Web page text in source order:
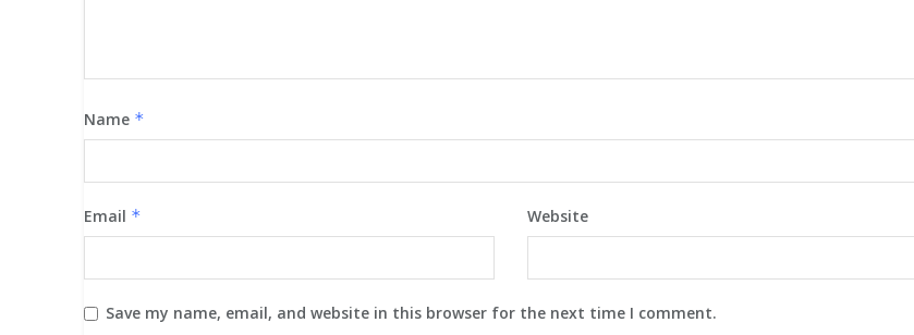
Name *
Email * Website
Save my name, email, and website in this browser for the next time I comment.